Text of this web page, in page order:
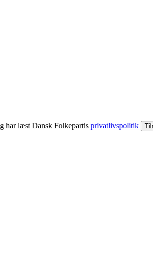
har læst Dansk Folkepartis privatlivspolitik